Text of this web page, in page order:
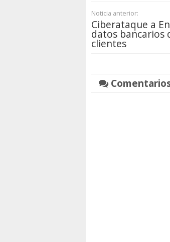
Noticia anterior:
Ciberataque a
datos bancarios
clientes